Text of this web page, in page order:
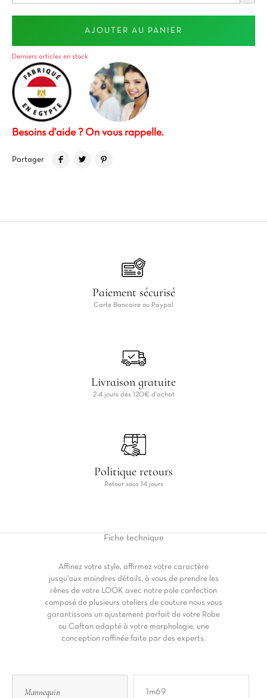
AJOUTER AU PANIER
Derniers articles en stock
Besoins d'aide ? On vous rappelle.
Partager
Paiement sécurisé
Carte Bancaire ou Paypal
Livraison gratuite
2-4 jours dés 120€ d'achat
Politique retours
Retour sous 14 jours
Fiche technique
Affinez votre style, affirmez votre caractère
jusqu'aux moindres détails, à vous de prendre les
rênes de votre LOOK avec notre pole confection
composé de plusieurs ateliers de couture nous vous
garantissons un ajustement parfait de votre Robe
ou Caftan adapté à votre morphologie, une
conception raffinée faite par des experts.
Mannequin 1m69